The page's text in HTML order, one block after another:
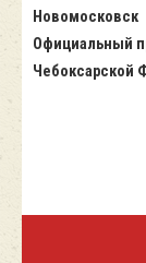
Новомосковск
Официальный
Чебоксарской